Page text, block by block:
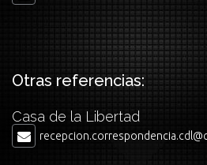
Otras referencias:
Casa de la Libertad